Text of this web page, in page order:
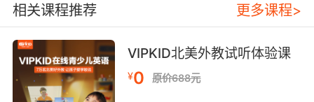
多，孩子越愿意投入下一次。 把学习变成可预测
的仪式，而不是临时加码的任务 兴趣的敌人之
一，是不稳定：今天心情好学半小时，明天忙了
就空着，周末突然补两小时，这种节奏最容易让
孩子产生抵触。更理想的是“短时高频”，固定在
相关课程推荐 更多课程>
VIPKID北美外教试听体验课
¥0 原价688元